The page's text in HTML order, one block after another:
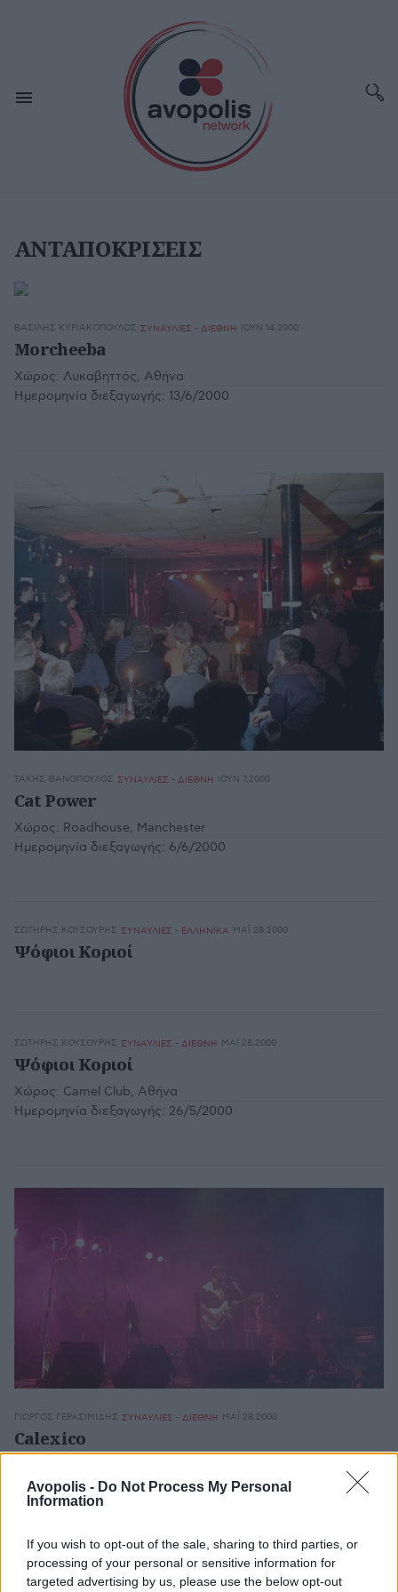
Avopolis - Do Not Process My Personal
Information
If you wish to opt-out of the sale, sharing to third parties, or
processing of your personal or sensitive information for
targeted advertising by us, please use the below opt-out
ΑΝΤΑΠΟΚΡΙΣΕΙΣ
ΒΑΣΊΛΗΣ ΚΥΡΙΑΚΌΠΟΥΛΟΣ ΣΥΝΑΥΛΙΕΣ - ΔΙΕΘΝΗ ΙΟΥΝ 14,2000
Morcheeba
Χώρος: Λυκαβηττός, Αθήνα
Ημερομηνία διεξαγωγής: 13/6/2000
ΤΆΚΗΣ ΘΑΝΌΠΟΥΛΟΣ ΣΥΝΑΥΛΙΕΣ - ΔΙΕΘΝΗ ΙΟΥΝ 7,2000
Cat Power
Χώρος: Roadhouse, Manchester
Ημερομηνία διεξαγωγής: 6/6/2000
ΣΩΤΉΡΗΣ ΚΟΥΣΟΥΡΉΣ ΣΥΝΑΥΛΙΕΣ - ΕΛΛΗΝΙΚΑ ΜΆΙ 28,2000
Ψόφιοι Κοριοί
ΣΩΤΉΡΗΣ ΚΟΥΣΟΥΡΉΣ ΣΥΝΑΥΛΙΕΣ - ΔΙΕΘΝΗ ΜΆΙ 28,2000
Ψόφιοι Κοριοί
Χώρος: Camel Club, Αθήνα
Ημερομηνία διεξαγωγής: 26/5/2000
ΓΙΏΡΓΟΣ ΓΕΡΑΣΙΜΊΔΗΣ ΣΥΝΑΥΛΙΕΣ - ΔΙΕΘΝΗ ΜΆΙ 28,2000
Calexico
Ημερομηνία διεξαγωγής: 27/5/2000
ΠΆΝΟΣ ΚΑΡΑΦΩΤΙΆΣ ΣΥΝΑΥΛΙΕΣ - ΔΙΕΘΝΗ ΜΆΙ 27,2000